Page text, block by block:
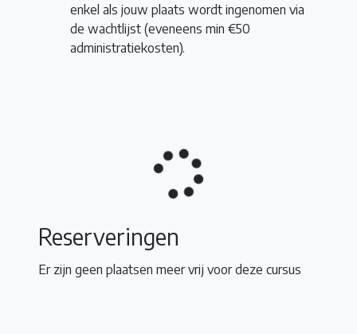
enkel als jouw plaats wordt ingenomen via
de wachtlijst (eveneens min €50
administratiekosten).
Reserveringen
Er zijn geen plaatsen meer vrij voor deze cursus